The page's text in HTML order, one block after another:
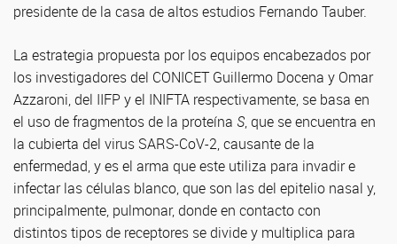
presidente de la casa de altos estudios Fernando Tauber.
La estrategia propuesta por los equipos encabezados por
los investigadores del CONICET Guillermo Docena y Omar
Azzaroni, del IIFP y el INIFTA respectivamente, se basa en
el uso de fragmentos de la proteína S, que se encuentra en
la cubierta del virus SARS-CoV-2, causante de la
enfermedad, y es el arma que este utiliza para invadir e
infectar las células blanco, que son las del epitelio nasal y,
principalmente, pulmonar, donde en contacto con
distintos tipos de receptores se divide y multiplica para